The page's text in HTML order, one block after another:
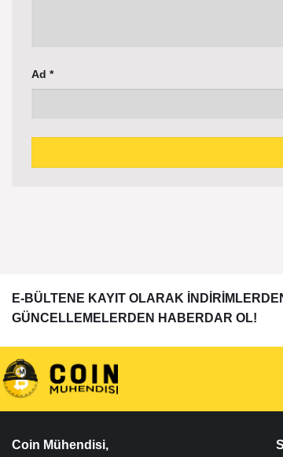
Ad *
E-BÜLTENE KAYIT OLARAK
GÜNCELLEMELERDEN HABERDAR OL!
Coin Mühendisi,